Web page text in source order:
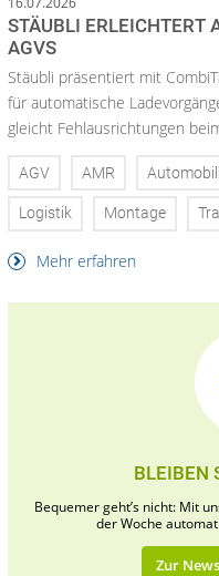
STÄUBLI ERLEICHTERT
AGVS
Stäubli präsentiert mit
für automatische
gleicht Fehlausrichtungen
AGV AMR
Logistik Montage
Mehr erfahren
BLEIBEN
Bequemer geht’s nicht: Mit
der Woche
Zur